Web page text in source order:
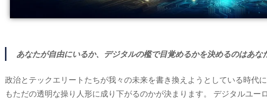
あなたが自由にいるか、デジタルの檻で目覚めるかを決めるのはあな
政治とテックエリートたちが我々の未来を書き換えようとしている時代
もただの透明な操り人形に成り下がるのかが決まります。 デジタルユ